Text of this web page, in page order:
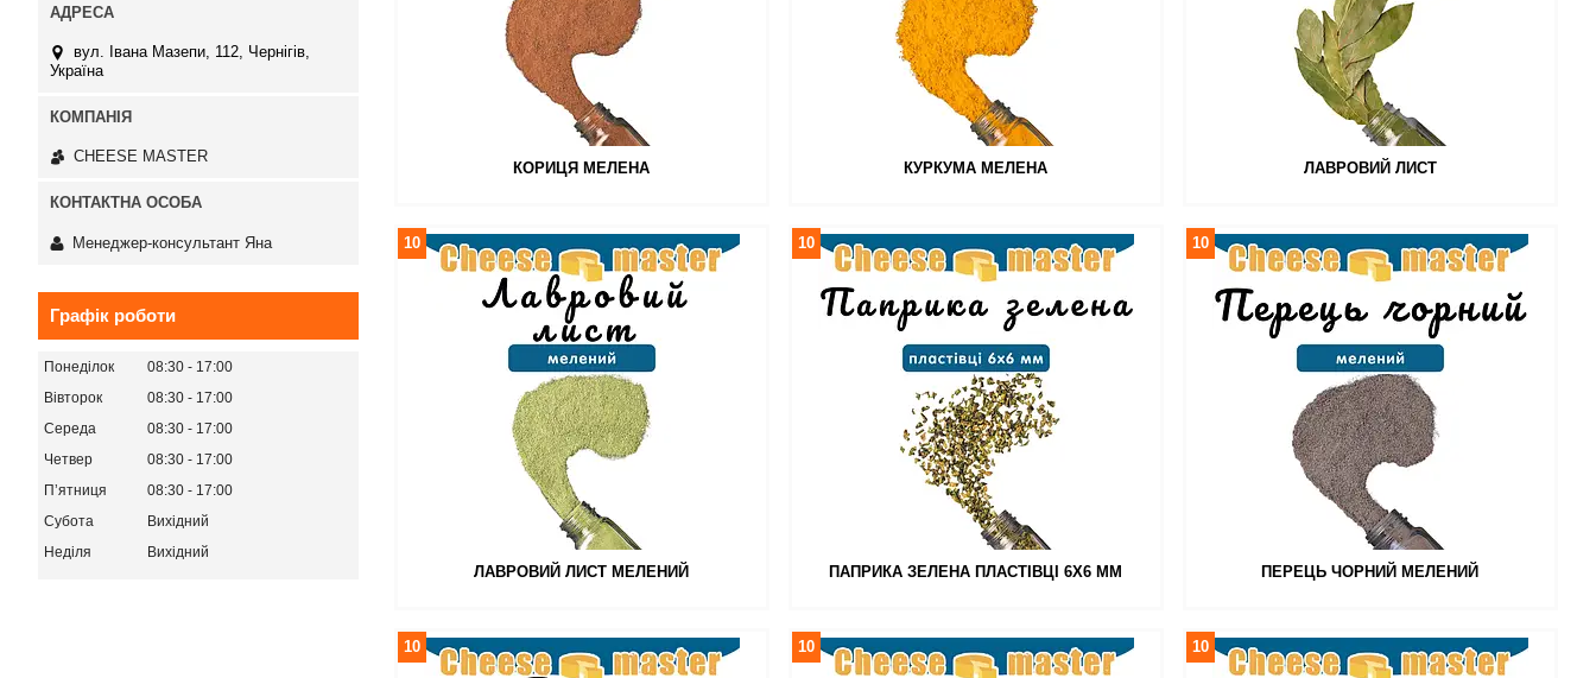
КОРИЦЯ МЕЛЕНА КУРКУМА МЕЛЕНА ЛАВРОВИЙ ЛИСТ
ЛАВРОВИЙ ЛИСТ МЕЛЕНИЙ
10
ПАПРИКА ЗЕЛЕНА ПЛАСТІВЦІ 6Х6 ММ
10
ПЕРЕЦЬ ЧОРНИЙ МЕЛЕНИЙ
10
10 10 10
вул. Івана Мазепи, 112, Чернігів,
Україна
СHEESE MASTER
Менеджер-консультант Яна
Графік роботи
Понеділок 08:30
17:00
Вівторок
08:30
17:00
Середа
08:30
17:00
Четвер
08:30
17:00
Пʼятниця
08:30
17:00
Субота
Вихідний
Неділя
Вихідний